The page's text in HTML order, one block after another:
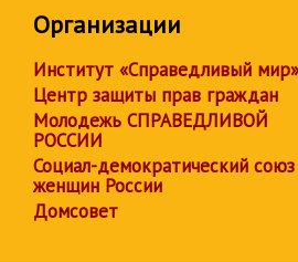
Организации
Институт «Справедливый мир»
Центр защиты прав граждан
Молодежь СПРАВЕДЛИВОЙ
РОССИИ
Социал-демократический союз
женщин России
Домсовет